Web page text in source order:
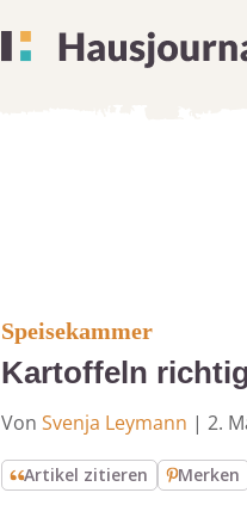
Speisekammer
Kartoffeln
Von Svenja Leymann | 2.
Artikel zitieren Merken